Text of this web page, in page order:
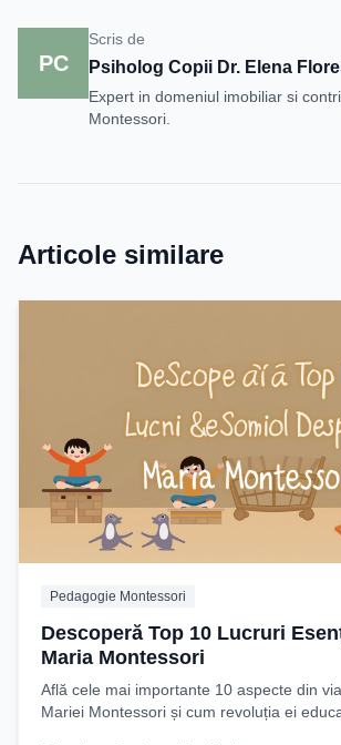
PC
Scris de
Psiholog Copii Dr. Elena
Expert in domeniul imobiliar si
Montessori.
Articole similare
Pedagogie Montessori
Descoperă Top 10 Lucruri
Maria Montessori
Află cele mai importante 10 aspecte din
Mariei Montessori și cum revoluția ei